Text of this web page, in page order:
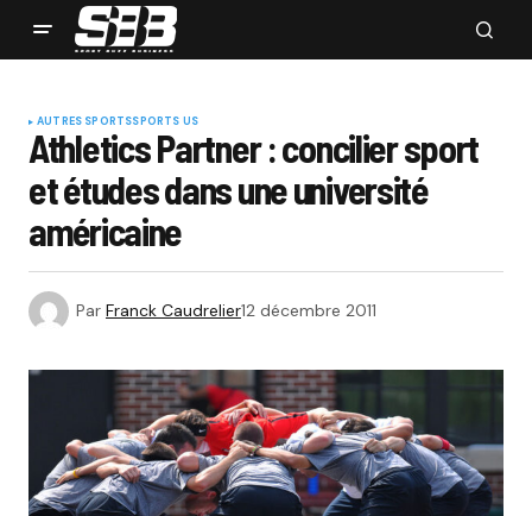
AUTRES SPORTSSPORTS US
Athletics Partner : concilier sport
et études dans une université
américaine
Par Franck Caudrelier12 décembre 2011